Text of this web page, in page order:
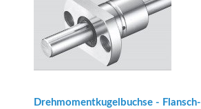
Drehmomentkugelbuchse - Flansch-